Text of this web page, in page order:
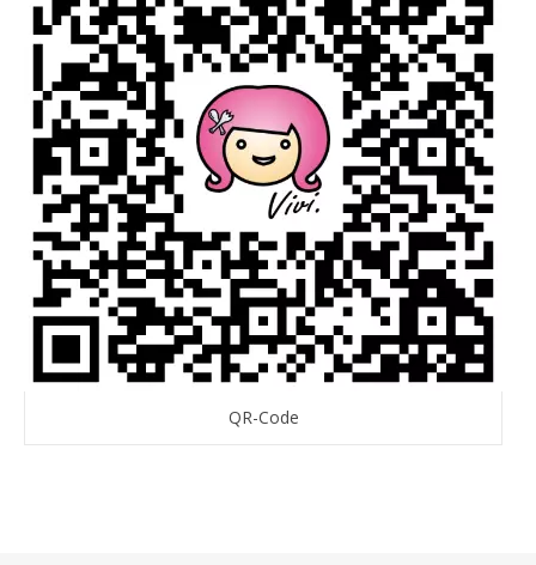
QR-Code